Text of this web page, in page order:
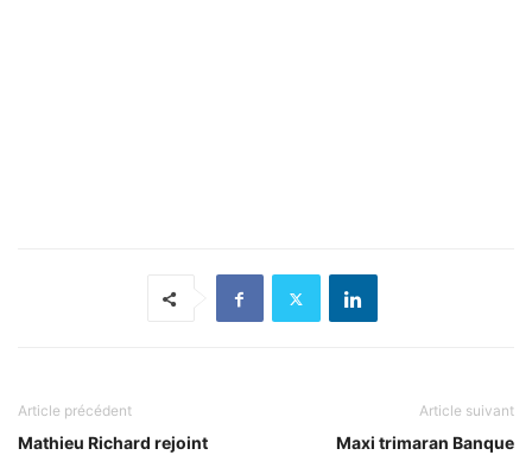
Article précédent
Mathieu Richard rejoint
Article suivant
Maxi trimaran Banque